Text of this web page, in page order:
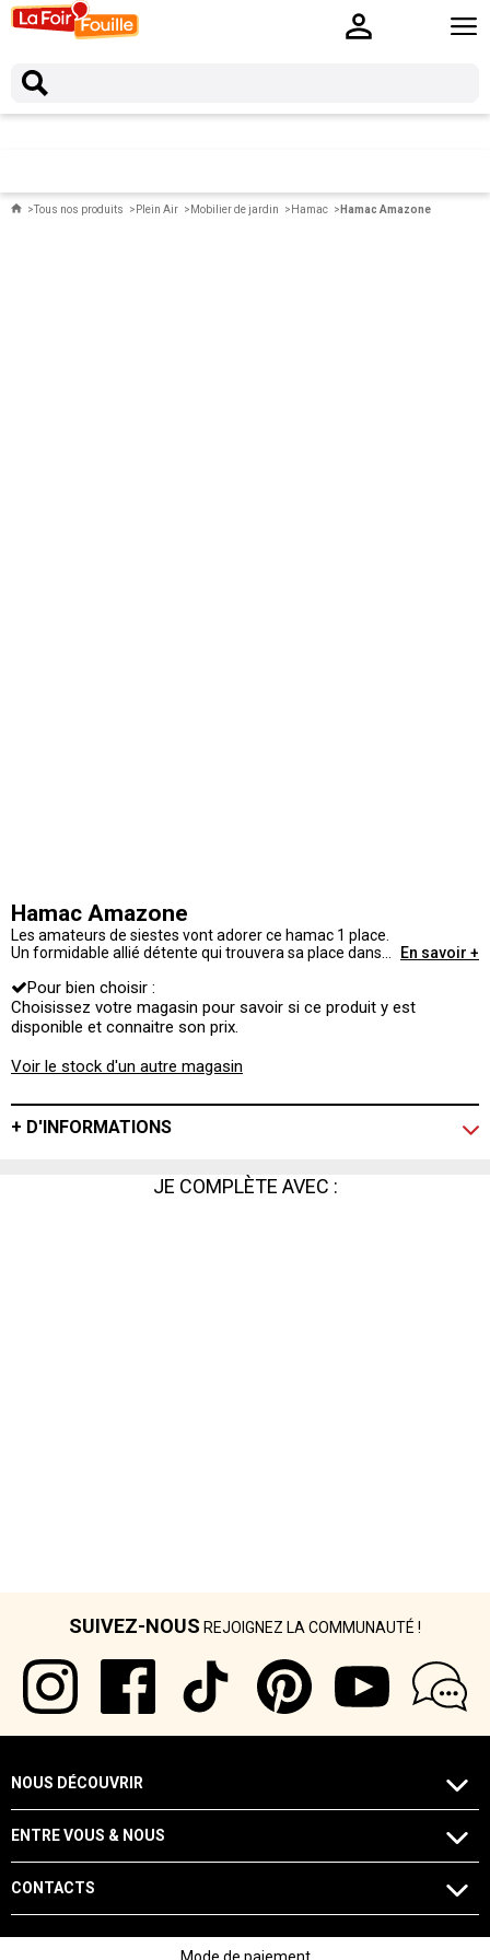
Tous nos produits Plein Air Mobilier de jardin Hamac Hamac Amazone
Hamac Amazone
Les amateurs de siestes vont adorer ce hamac 1 place.
Un formidable allié détente qui trouvera sa place dans
En savoir +
Pour bien choisir :
Choisissez votre magasin pour savoir si ce produit y est
disponible et connaitre son prix.
Voir le stock d'un autre magasin
+ D'INFORMATIONS
JE COMPLÈTE AVEC :
SUIVEZ-NOUS REJOIGNEZ LA COMMUNAUTÉ !
NOUS DÉCOUVRIR
ENTRE VOUS & NOUS
CONTACTS